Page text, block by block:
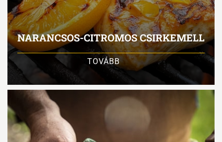
NARANCSOS-CITROMOS CSIRKEMELL
TOVÁBB